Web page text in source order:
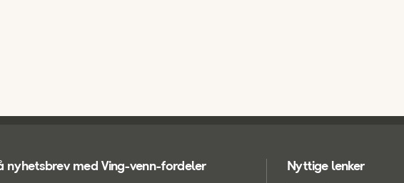
nyhetsbrev med Ving-venn-fordeler Nyttige lenker